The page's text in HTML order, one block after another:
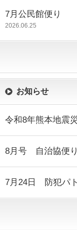
7月公民館便り
2026.06.25
お知らせ
令和8年熊本地震
8月号 自治協便り
7月24日 防犯パ